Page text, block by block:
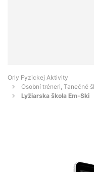
Orly Fyzickej Aktivity
Osobní tréneri, Tanečné
Lyžiarska škola Em-Ski